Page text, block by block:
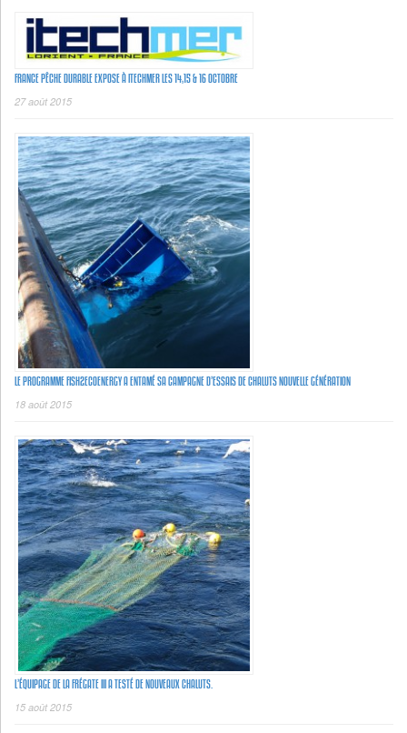
FRANCE PÊCHE DURABLE EXPOSE À ITECHMER LES 14,15 & 16 OCTOBRE
27 août 2015
LE PROGRAMME FISH2ECOENERGY A ENTAMÉ SA CAMPAGNE D’ESSAIS DE CHALUTS NOUVELLE GÉNÉRATION
18 août 2015
L’ÉQUIPAGE DE LA FRÉGATE III A TESTÉ DE NOUVEAUX CHALUTS.
15 août 2015